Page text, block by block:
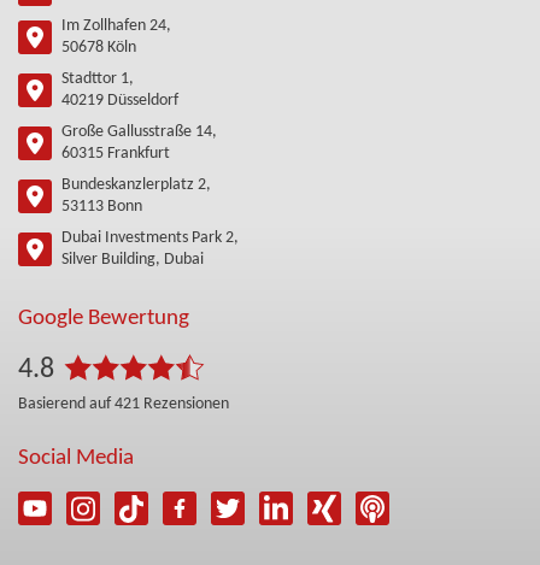
Im Zollhafen 24,
50678 Köln
Stadttor 1,
40219 Düsseldorf
Große Gallusstraße 14,
60315 Frankfurt
Bundeskanzlerplatz 2,
53113 Bonn
Dubai Investments Park 2,
Silver Building, Dubai
Google Bewertung
4.8
Basierend auf 421 Rezensionen
Social Media